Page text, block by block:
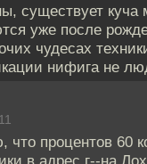
существует куча
уже после
чудесах
нифига не
что процентов 60
в адрес г--на